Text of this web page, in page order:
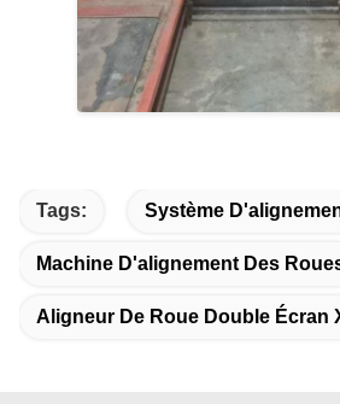
Tags: Système
Machine D'alignement Des
Aligneur De Roue Double Écran